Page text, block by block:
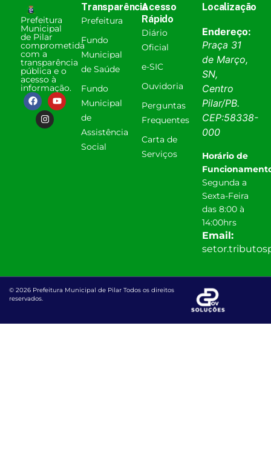
Prefeitura
Municipal
de Pilar
comprometida
com a
transparência
pública e o
acesso à
informação.
Transparência
Prefeitura
Fundo
Municipal
de Saúde
Fundo
Municipal
de
Assistência
Social
Acesso
Rápido
Diário
Oficial
e-SIC
Ouvidoria
Perguntas
Frequentes
Carta de
Serviços
Localização
Endereço:
Praça 31
de Março,
SN,
Centro
Pilar/PB.
CEP:58338-
000
Horário de
Segunda a
Sexta-Feira
das 8:00 à
14:00hrs
Email:
© 2026 Prefeitura Municipal de Pilar Todos os direitos
reservados.